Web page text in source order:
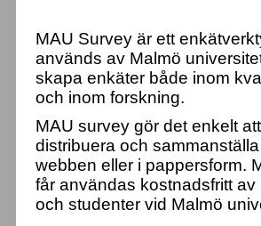
MAU Survey är ett
används av Malmö
skapa enkäter både inom
och inom forskning.
MAU survey gör det enkelt
distribuera och
webben eller i pappersform.
får användas kostnadsfritt av
och studenter vid Malmö